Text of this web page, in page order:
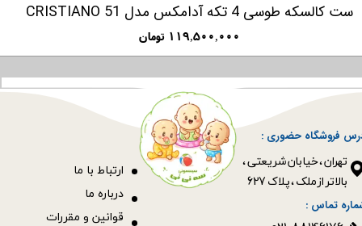
ست کالسکه طوسی 4 تکه آدامکس مدل CRISTIANO 51
۱۱۹,۵۰۰,۰۰۰ تومان
فروشگاه حضوری :
​​​​​​​تهران ، خیابان شریعتی ،
بالاتر از ملک ، پلاک 627​​​​​​​
قوانین و مقررات
ارتباط با ما
درباره ما
تماس :